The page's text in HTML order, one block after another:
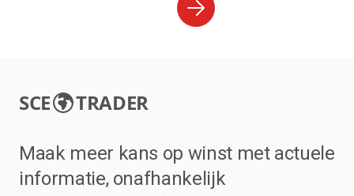
SCE TRADER
Maak meer kans op winst met actuele
informatie, onafhankelijk